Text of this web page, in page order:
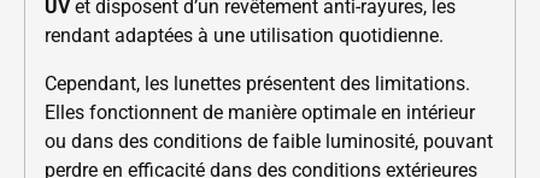
UVet disposent d’un revêtement anti-rayures, les
rendant adaptées à une utilisation quotidienne.
Cependant, les lunettes présentent des limitations.
Elles fonctionnent de manière optimale en intérieur
ou dans des conditions de faible luminosité, pouvant
perdre en efficacité dans des conditions extérieures